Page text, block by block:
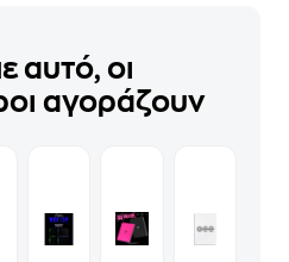
αυτό, οι
αγοράζουν